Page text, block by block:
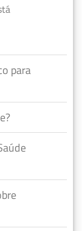
para